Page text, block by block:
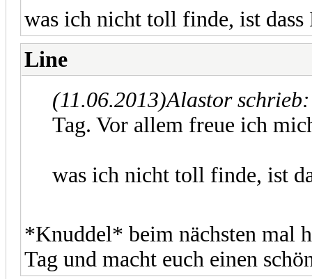
was ich nicht toll finde, ist
Line
(11.06.2013)Alastor
Tag. Vor allem freue ich
was ich nicht toll finde, ist
*Knuddel* beim nächsten mal
Tag und macht euch einen